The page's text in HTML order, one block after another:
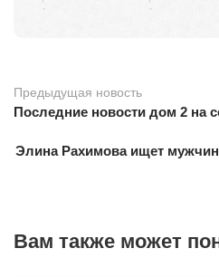
Предыдущая новость
Последние новости дом 2 на
Элина Рахимова ищет
Вам также может